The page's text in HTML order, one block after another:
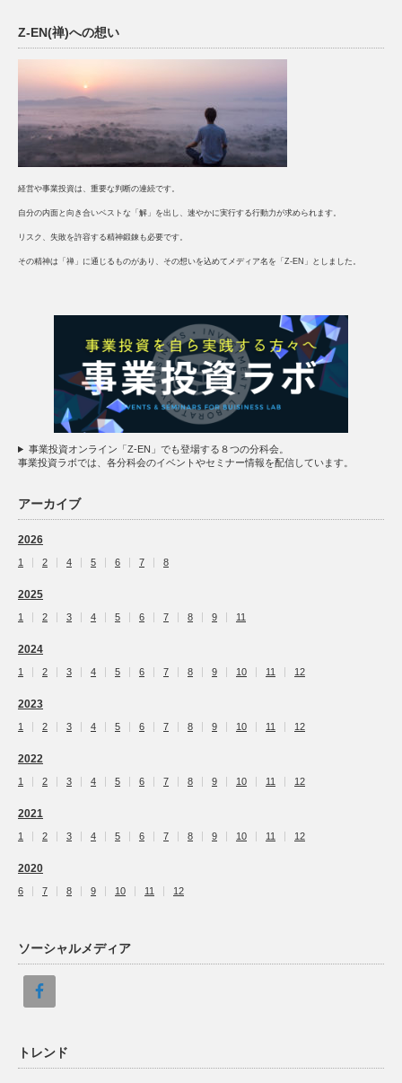
Z-EN(禅)への想い
経営や事業投資は、重要な判断の連続です。
自分の内面と向き合いベストな「解」を出し、速やかに実行する行動力が求められます。
リスク、失敗を許容する精神鍛錬も必要です。
その精神は「禅」に通じるものがあり、その想いを込めてメディア名を「Z-EN」としました。
事業投資オンライン「Z-EN」でも登場する８つの分科会。
事業投資ラボでは、各分科会のイベントやセミナー情報を配信しています。
アーカイブ
2026
1 2 4 5 6 7 8
2025
1 2 3 4 5 6 7 8 9 11
2024
1 2 3 4 5 6 7 8 9 10 11 12
2023
1 2 3 4 5 6 7 8 9 10 11 12
2022
1 2 3 4 5 6 7 8 9 10 11 12
2021
1 2 3 4 5 6 7 8 9 10 11 12
2020
6 7 8 9 10 11 12
ソーシャルメディア
トレンド